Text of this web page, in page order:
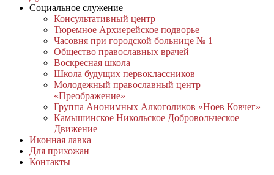
Социальное служение
Консультативный центр
Тюремное Архиерейское подворье
Часовня при городской больнице № 1
Общество православных врачей
Воскресная школа
Школа будущих первоклассников
Молодежный православный центр
«Преображение»
Группа Анонимных Алкоголиков «Ноев Ковчег»
Камышинское Никольское Добровольческое
Движение
Иконная лавка
Для прихожан
Контакты